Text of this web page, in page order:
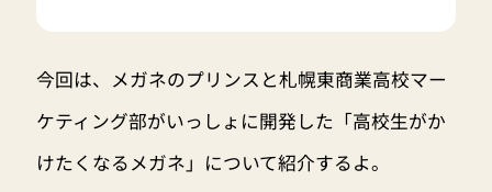
今回は、メガネのプリンスと札幌東商業高校マー
ケティング部がいっしょに開発した「高校生がか
けたくなるメガネ」について紹介するよ。